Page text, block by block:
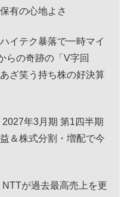
有の心地よさ
イテク暴落で一時マイ
らの奇跡の「V字回
ざ笑う持ち株の好決算
年3月期 第1四半期
＆株式分割・増配で今
NTTが過去最高売上を更